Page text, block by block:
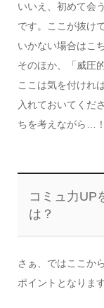
いいえ、初めて会
です。ここが抜け
いかない場合はこ
そのほか、「威圧
ここは気を付けれ
入れておいてくだ
ちを考えながら…！
コミュ力UP
は？
さぁ、ではここか
ポイントとなりま